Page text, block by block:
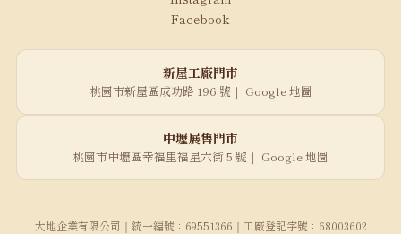
Facebook
新屋工廠門市
桃園市新屋區成功路 196 號｜ Google 地圖
中壢展售門市
桃園市中壢區幸福里福星六街 5 號｜ Google 地圖
大地企業有限公司｜統一編號：69551366｜工廠登記字號：68003602